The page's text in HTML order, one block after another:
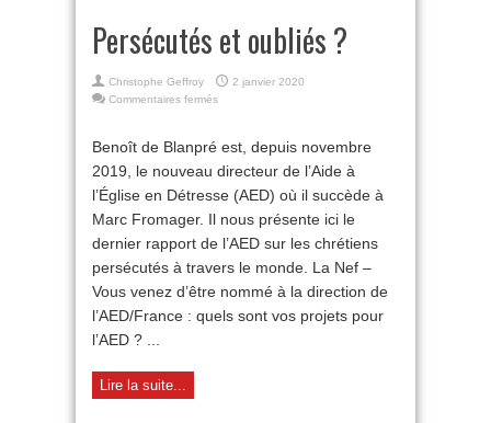
Persécutés et oubliés ?
Christophe Geffroy
2 janvier 2020
Commentaires ferméssur
oubliés
?
Benoît de Blanpré est, depuis novembre
2019, le nouveau directeur de l’Aide à
l’Église en Détresse (AED) où il succède à
Marc Fromager. Il nous présente ici le
dernier rapport de l’AED sur les chrétiens
persécutés à travers le monde. La Nef –
Vous venez d’être nommé à la direction de
l’AED/France : quels sont vos projets pour
l’AED ? ...
Lire la suite...